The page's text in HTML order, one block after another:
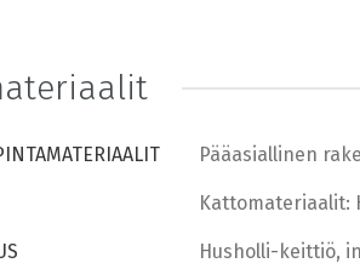
Pääasiallinen
Kattomateriaalit:
Husholli-keittiö,